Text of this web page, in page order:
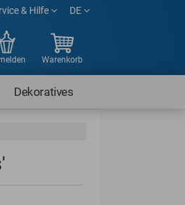
& Hilfe DE
Warenkorb
Dekoratives